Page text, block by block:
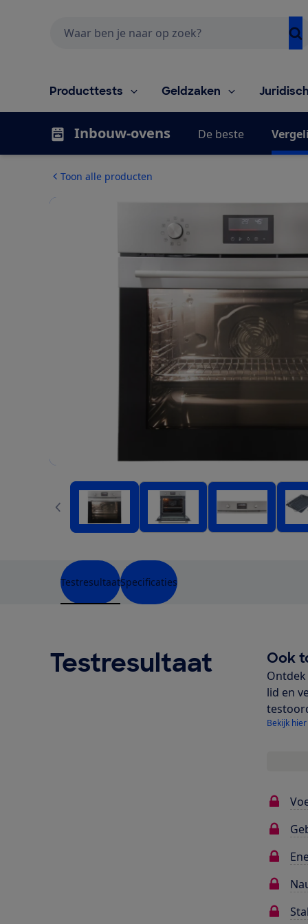
Producttests Geldzaken
Inbouw-ovens De beste
Toon alle producten
TestresultaatSpecificaties
Testresultaat Ook
lid en
Bekijk